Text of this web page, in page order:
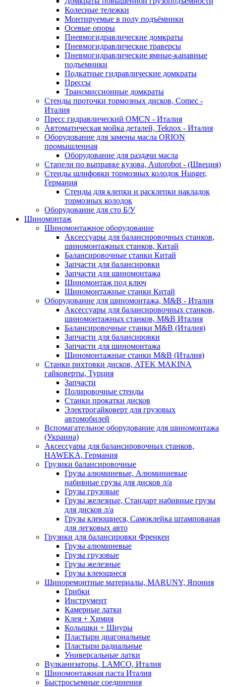
Колесные тележки
Монтируемые в полу подъёмники
Осевые опоры
Пневмогидравлические домкраты
Пневмогидравлические траверсы
Пневмогидравлические ямные-канавные
подъемники
Подкатные гидравлические домкраты
Прессы
Трансмиссионные домкраты
Стенды проточки тормозных дисков, Comec -
Италия
Пресс гидравлический OMCN - Италия
Автоматическая мойка деталей, Teknox - Италия
Оборудование для замены масла ORION
промышленная
Оборудование для раздачи масла
Стапели по выправке кузова, Autorobot - (Швеция)
Стенды шлифовки тормозных колодок Hunger,
Германия
Стенды для клепки и расклепки накладок
тормозных колодок
Оборудование для сто Б/У
Шиномонтаж
Шиномонтажное оборудование
Аксессуары для балансировочных станков,
шиномонтажных станков, Китай
Балансировочные станки Китай
Запчасти для балансировки
Запчасти для шиномонтажа
Шиномонтаж под ключ
Шиномонтажные станки Китай
Оборудование для шиномонтажа, M&B - Италия
Аксессуары для балансировочных станков,
шиномонтажных станков, M&B Италия
Балансировочные станки M&B (Италия)
Запчасти для балансировки
Запчасти для шиномонтажа
Шиномонтажные станки M&B (Италия)
Станки рихтовки дисков, ATEK MAKINA
гайковерты, Турция
Запчасти
Полировочные стенды
Станки прокатки дисков
Электрогайковерт для грузовых
автомобилей
Вспомагательное оборудование для шиномонтажа
(Украина)
Аксессуары для балансировочных станков,
HAWEKA, Германия
Грузики балансировочные
Грузы алюминевые, Алюминиевые
набивные грузы для дисков л/а
Грузы грузовые
Грузы железные, Cтандарт набивные грузы
для дисков л/а
Грузы клеющиеся, Самоклейка штампованая
для легковых авто
Грузики для балансировки Френкен
Грузы алюминевые
Грузы грузовые
Грузы железные
Грузы клеющиеся
Шиноремонтные материалы, MARUNY, Япония
Грибки
Инструмент
Камерные латки
Клея + Химия
Колышки + Шнуры
Пластыри диагональные
Пластыри радиальные
Универсальные латки
Вулканизаторы, LAMCO, Италия
Шиномонтажная паста Италия
Быстросъемные соединения